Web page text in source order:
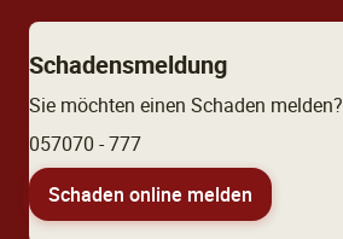
Schadensmeldung
Sie möchten einen Schaden melden?
057070 - 777
Schaden online melden